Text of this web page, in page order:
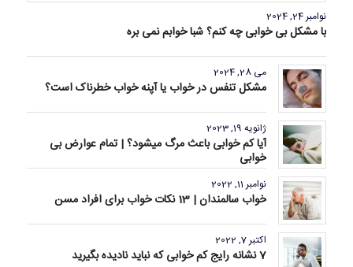
نوامبر 24, 2024
با مشکل بی خوابی چه کنم؟ شبا خوابم نمی بره
می 28, 2024
مشکل تنفس در خواب یا آپنه خواب خطرناک است؟
ژانویه 19, 2023
آیا کم خوابی باعث مرگ میشود؟ | تمام عوارض بی
خوابی
نوامبر 11, 2022
خواب سالمندان | 13 نکات خواب برای افراد مسن
اکتبر 7, 2022
7 نشانه رایج کم خوابی که نباید نادیده بگیرید